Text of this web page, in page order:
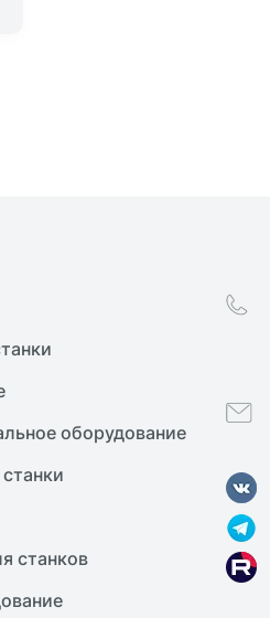
оборудование
станков